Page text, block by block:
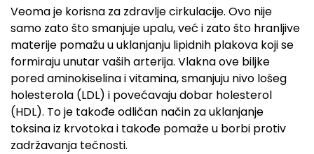
Veoma je korisna za zdravlje cirkulacije. Ovo nije
samo zato što smanjuje upalu, već i zato što hranljive
materije pomažu u uklanjanju lipidnih plakova koji se
formiraju unutar vaših arterija. Vlakna ove biljke
pored aminokiselina i vitamina, smanjuju nivo lošeg
holesterola (LDL) i povećavaju dobar holesterol
(HDL). To je takođe odličan način za uklanjanje
toksina iz krvotoka i takođe pomaže u borbi protiv
zadržavanja tečnosti.